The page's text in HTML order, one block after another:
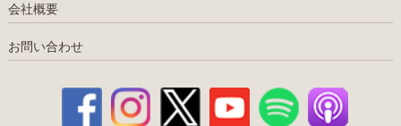
会社概要
お問い合わせ